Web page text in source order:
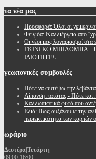
τα νέα μας
Προσφορά: Όλοι οι
Φειγιόα: Καλλιέργεια απο
Oι νέοι μας λογαριασμοί
ΓΚΙΝΓΚΟ ΜΠΙΛΟΜΠΑ -
ΙΔΙΟΤΗΤΕΣ
γεωπονικές συμβουλές
Πότε να φυτέψω την
Λίπανση πατάτας - Πότε και
Καλλωπιστικά φυτά που
Ελιά: Πως αυξάνουμε την
περιεκτικότητα των καρπών
ωράριο
Δευτέρα|Τετάρτη